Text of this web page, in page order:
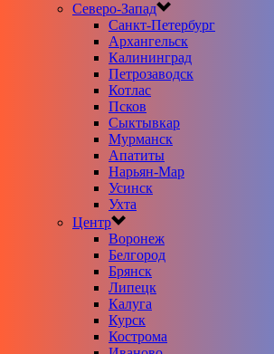
Северо-Запад
Санкт-Петербург
Архангельск
Калининград
Петрозаводск
Котлас
Псков
Сыктывкар
Мурманск
Апатиты
Нарьян-Мар
Усинск
Ухта
Центр
Воронеж
Белгород
Брянск
Липецк
Калуга
Курск
Кострома